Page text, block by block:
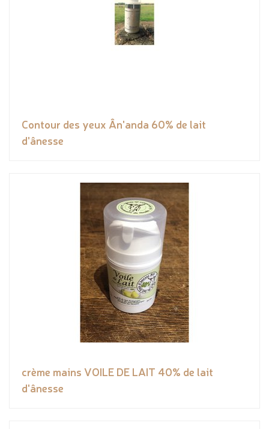
Contour des yeux Ân'anda 60% de lait
d'ânesse
crème mains VOILE DE LAIT 40% de lait
d'ânesse